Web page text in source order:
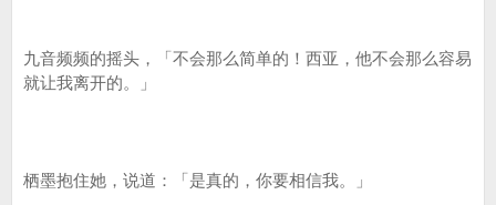
九音频频的摇头，「不会那么简单的！西亚，他不会那么容易
就让我离开的。」
栖墨抱住她，说道：「是真的，你要相信我。」